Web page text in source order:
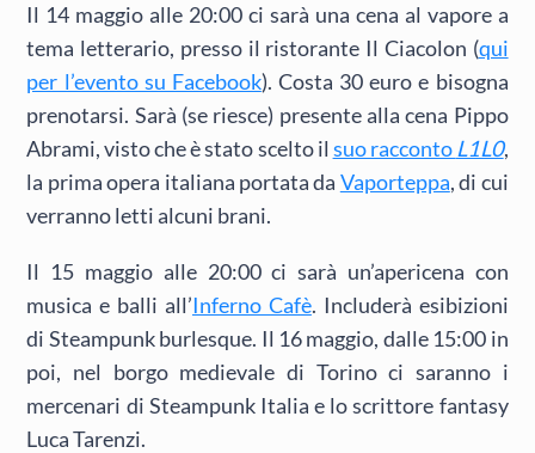
Il 14 maggio alle 20:00 ci sarà una cena al vapore a
tema letterario, presso il ristorante Il Ciacolon (qui
per l’evento su Facebook). Costa 30 euro e bisogna
prenotarsi. Sarà (se riesce) presente alla cena Pippo
Abrami, visto che è stato scelto il suo racconto L1L0,
la prima opera italiana portata da Vaporteppa, di cui
verranno letti alcuni brani.
Il 15 maggio alle 20:00 ci sarà un’apericena con
musica e balli all’Inferno Cafè. Includerà esibizioni
di Steampunk burlesque. Il 16 maggio, dalle 15:00 in
poi, nel borgo medievale di Torino ci saranno i
mercenari di Steampunk Italia e lo scrittore fantasy
Luca Tarenzi.